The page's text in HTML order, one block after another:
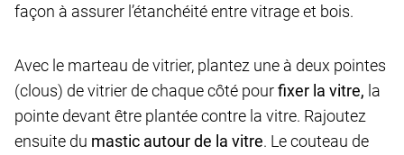
façon à assurer l’étanchéité entre vitrage et bois.
Avec le marteau de vitrier, plantez une à deux pointes
(clous) de vitrier de chaque côté pourfixer la vitre, la
pointe devant être plantée contre la vitre. Rajoutez
ensuite du mastic autour de la vitre. Le couteau de